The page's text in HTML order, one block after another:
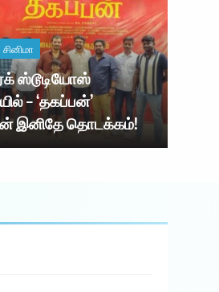
கலந்து
சினிமா
ஸ்டூடியோஸ்
– ‘தகப்பன்’
இனிதே தொடக்கம்!